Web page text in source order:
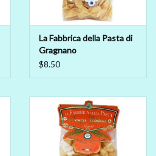
La Fabbrica della Pasta di
Gragnano
Pasta di Gragnano IGP/PGI
$8.50